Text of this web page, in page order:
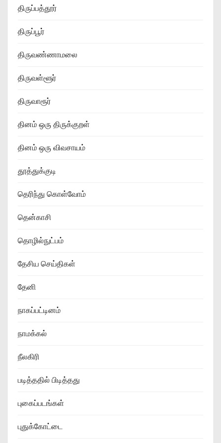
திருப்பத்தூர்
திருப்பூர்
திருவண்ணாமலை
திருவள்ளூர்
திருவாரூர்
தினம் ஒரு திருக்குறள்
தினம் ஒரு விவசாயம்
தூத்துக்குடி
தெரிந்து கொள்வோம்
தென்காசி
தொழில்நுட்பம்
தேசிய செய்திகள்
தேனி
நாகப்பட்டினம்
நாமக்கல்
நீலகிரி
படித்ததில் பிடித்தது
புகைப்படங்கள்
புதுக்கோட்டை